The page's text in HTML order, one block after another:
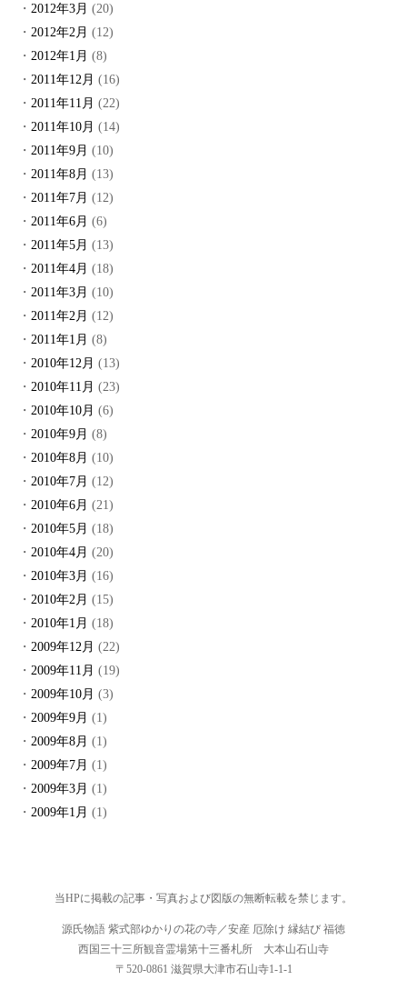
2012年3月 (20)
2012年2月 (12)
2012年1月 (8)
2011年12月 (16)
2011年11月 (22)
2011年10月 (14)
2011年9月 (10)
2011年8月 (13)
2011年7月 (12)
2011年6月 (6)
2011年5月 (13)
2011年4月 (18)
2011年3月 (10)
2011年2月 (12)
2011年1月 (8)
2010年12月 (13)
2010年11月 (23)
2010年10月 (6)
2010年9月 (8)
2010年8月 (10)
2010年7月 (12)
2010年6月 (21)
2010年5月 (18)
2010年4月 (20)
2010年3月 (16)
2010年2月 (15)
2010年1月 (18)
2009年12月 (22)
2009年11月 (19)
2009年10月 (3)
2009年9月 (1)
2009年8月 (1)
2009年7月 (1)
2009年3月 (1)
2009年1月 (1)
当HPに掲載の記事・写真および図版の無断転載を禁じます。
源氏物語 紫式部ゆかりの花の寺／安産 厄除け 縁結び 福徳
西国三十三所観音霊場第十三番札所 大本山石山寺
〒520-0861 滋賀県大津市石山寺1-1-1